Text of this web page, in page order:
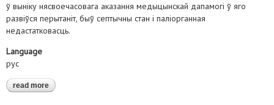
ў выніку нясвоечасовага аказання медыцынскай дапамогі ў яго
развіўся перытаніт, быў септычны стан і паліорганная
недастатковасць.
Language
рус
read more about совместное заявление правозащитного сообщества
беларуси в связи со смертью в тюрьме художника алеся